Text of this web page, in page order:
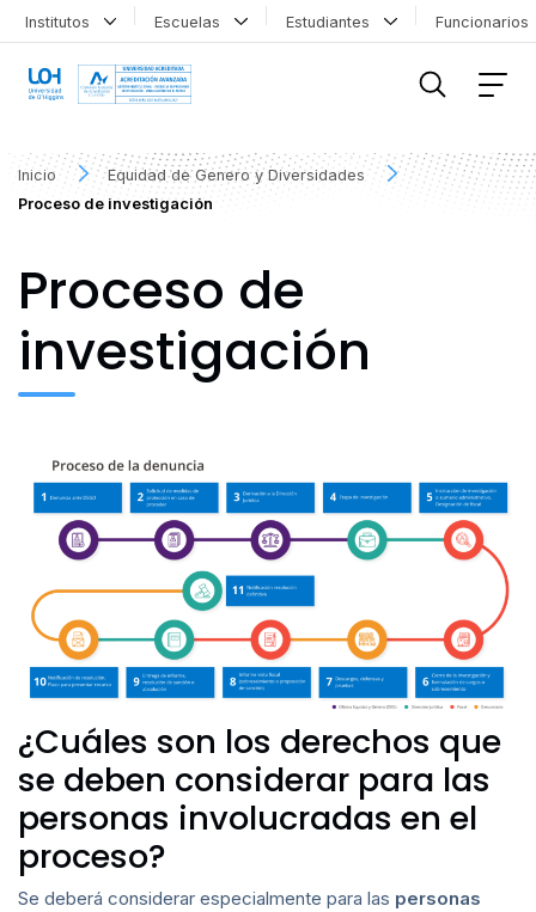
Institutos Escuelas Estudiantes
Inicio
Equidad de Genero y Diversidades
Proceso de investigación
Proceso de
investigación
¿Cuáles son los derechos que
se deben considerar para las
personas involucradas en el
proceso?
Se deberá considerar especialmente para las personas